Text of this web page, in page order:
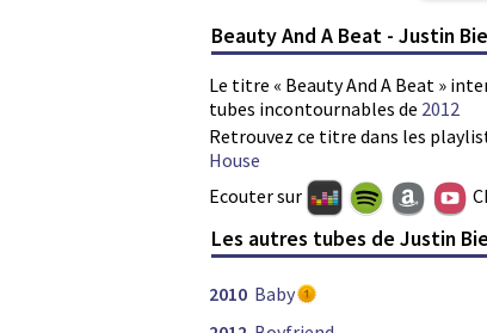
Beauty And A Beat - Justin
Le titre « Beauty And A Beat »
tubes incontournables de 2012
Retrouvez ce titre dans les
House
Ecouter sur
Les autres tubes de Justin
2010 Baby